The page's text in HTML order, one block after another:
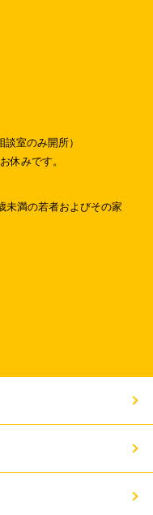
談室のみ開所）
休みです。
未満の若者およびその家